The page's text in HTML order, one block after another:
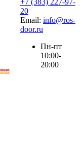
20
Email: info@ros-
door.ru
Пн-пт
10:00-
20:00